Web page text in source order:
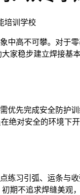
培训学校
高不可攀。对于零
家稳步建立焊接基本
优先完成安全防护
绝对安全的环境下
练习引弧、运条与
期不追求焊缝美观